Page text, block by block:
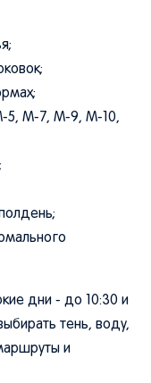
5, М-7, М-9, М-10,
дни - до 10:30 и
тень, воду,
и